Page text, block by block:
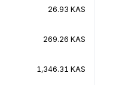
26.93 KAS
269.26 KAS
1,346.31 KAS